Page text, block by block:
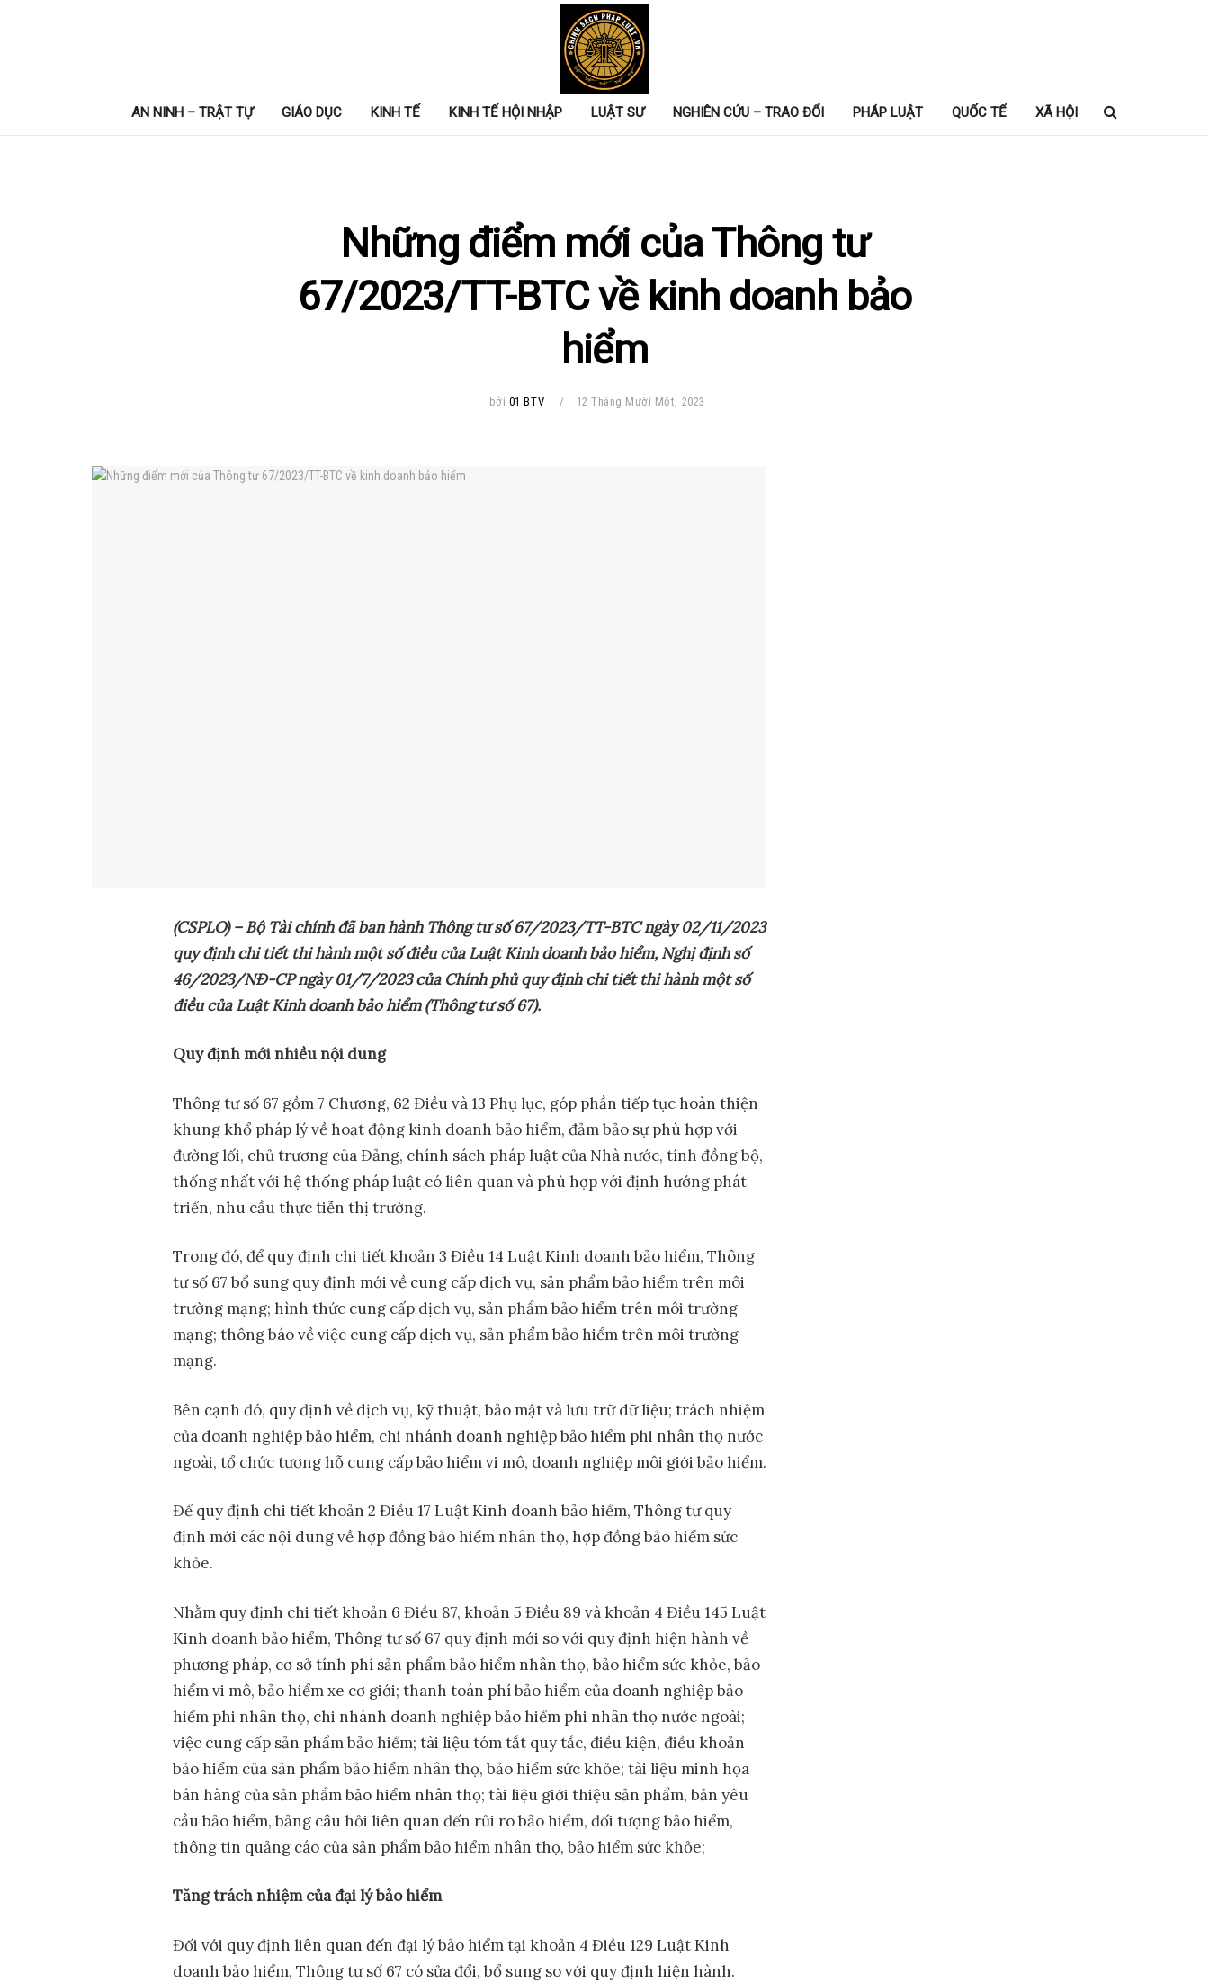
AN NINH – TRẬT TỰ GIÁO DỤC KINH TẾ KINH TẾ HỘI NHẬP LUẬT SƯ NGHIÊN CỨU – TRAO ĐỔI PHÁP LUẬT QUỐC TẾ XÃ HỘI
Những điểm mới của Thông tư
67/2023/TT-BTC về kinh doanh bảo
hiểm
bởi 01 BTV 12 Tháng Mười Một, 2023
(CSPLO) – Bộ Tài chính đã ban hành Thông tư số 67/2023/TT-BTC ngày 02/11/2023
quy định chi tiết thi hành một số điều của Luật Kinh doanh bảo hiểm, Nghị định số
46/2023/NĐ-CP ngày 01/7/2023 của Chính phủ quy định chi tiết thi hành một số
điều của Luật Kinh doanh bảo hiểm (Thông tư số 67).
Quy định mới nhiều nội dung
Thông tư số 67 gồm 7 Chương, 62 Điều và 13 Phụ lục, góp phần tiếp tục hoàn thiện
khung khổ pháp lý về hoạt động kinh doanh bảo hiểm, đảm bảo sự phù hợp với
đường lối, chủ trương của Đảng, chính sách pháp luật của Nhà nước, tính đồng bộ,
thống nhất với hệ thống pháp luật có liên quan và phù hợp với định hướng phát
triển, nhu cầu thực tiễn thị trường.
Trong đó, để quy định chi tiết khoản 3 Điều 14 Luật Kinh doanh bảo hiểm, Thông
tư số 67 bổ sung quy định mới về cung cấp dịch vụ, sản phẩm bảo hiểm trên môi
trường mạng; hình thức cung cấp dịch vụ, sản phẩm bảo hiểm trên môi trường
mạng; thông báo về việc cung cấp dịch vụ, sản phẩm bảo hiểm trên môi trường
mạng.
Bên cạnh đó, quy định về dịch vụ, kỹ thuật, bảo mật và lưu trữ dữ liệu; trách nhiệm
của doanh nghiệp bảo hiểm, chi nhánh doanh nghiệp bảo hiểm phi nhân thọ nước
ngoài, tổ chức tương hỗ cung cấp bảo hiểm vi mô, doanh nghiệp môi giới bảo hiểm.
Để quy định chi tiết khoản 2 Điều 17 Luật Kinh doanh bảo hiểm, Thông tư quy
định mới các nội dung về hợp đồng bảo hiểm nhân thọ, hợp đồng bảo hiểm sức
khỏe.
Nhằm quy định chi tiết khoản 6 Điều 87, khoản 5 Điều 89 và khoản 4 Điều 145 Luật
Kinh doanh bảo hiểm, Thông tư số 67 quy định mới so với quy định hiện hành về
phương pháp, cơ sở tính phí sản phẩm bảo hiểm nhân thọ, bảo hiểm sức khỏe, bảo
hiểm vi mô, bảo hiểm xe cơ giới; thanh toán phí bảo hiểm của doanh nghiệp bảo
hiểm phi nhân thọ, chi nhánh doanh nghiệp bảo hiểm phi nhân thọ nước ngoài;
việc cung cấp sản phẩm bảo hiểm; tài liệu tóm tắt quy tắc, điều kiện, điều khoản
bảo hiểm của sản phẩm bảo hiểm nhân thọ, bảo hiểm sức khỏe; tài liệu minh họa
bán hàng của sản phẩm bảo hiểm nhân thọ; tài liệu giới thiệu sản phẩm, bản yêu
cầu bảo hiểm, bảng câu hỏi liên quan đến rủi ro bảo hiểm, đối tượng bảo hiểm,
thông tin quảng cáo của sản phẩm bảo hiểm nhân thọ, bảo hiểm sức khỏe;
Tăng trách nhiệm của đại lý bảo hiểm
Đối với quy định liên quan đến đại lý bảo hiểm tại khoản 4 Điều 129 Luật Kinh
doanh bảo hiểm, Thông tư số 67 có sửa đổi, bổ sung so với quy định hiện hành.